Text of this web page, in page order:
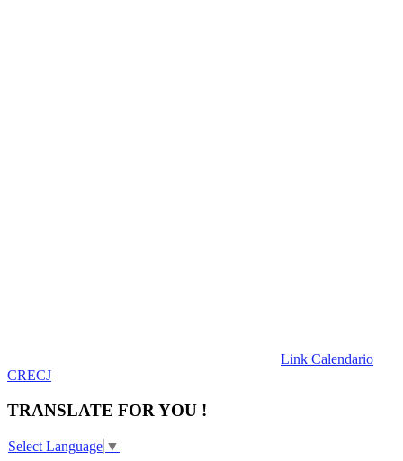
Link Calendario
CRECJ
TRANSLATE FOR YOU !
Select Language ▼